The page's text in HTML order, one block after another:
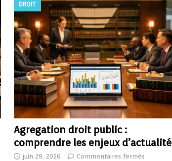
DROIT
Agregation droit public :
comprendre les enjeux d’actualité
juin 29, 2026 Commentaires fermés